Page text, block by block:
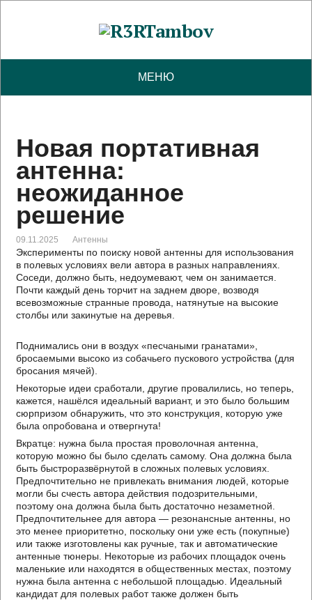
МЕНЮ
Новая портативная
антенна:
неожиданное
решение
09.11.2025 Антенны
Эксперименты по поиску новой антенны для использования
в полевых условиях вели автора в разных направлениях.
Соседи, должно быть, недоумевают, чем он занимается.
Почти каждый день торчит на заднем дворе, возводя
всевозможные странные провода, натянутые на высокие
столбы или закинутые на деревья.
Поднимались они в воздух «песчаными гранатами»,
бросаемыми высоко из собачьего пускового устройства (для
бросания мячей).
Некоторые идеи сработали, другие провалились, но теперь,
кажется, нашёлся идеальный вариант, и это было большим
сюрпризом обнаружить, что это конструкция, которую уже
была опробована и отвергнута!
Вкратце: нужна была простая проволочная антенна,
которую можно бы было сделать самому. Она должна была
быть быстроразвёрнутой в сложных полевых условиях.
Предпочтительно не привлекать внимания людей, которые
могли бы счесть автора действия подозрительными,
поэтому она должна была быть достаточно незаметной.
Предпочтительнее для автора — резонансные антенны, но
это менее приоритетно, поскольку они уже есть (покупные)
или также изготовлены как ручные, так и автоматические
антенные тюнеры. Некоторые из рабочих площадок очень
маленькие или находятся в общественных местах, поэтому
нужна была антенна с небольшой площадью. Идеальный
кандидат для полевых работ также должен быть